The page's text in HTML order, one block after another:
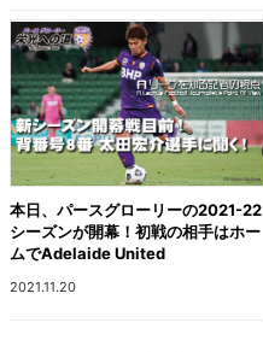
本日、パースグローリーの2021-22
シーズンが開幕！初戦の相手はホー
ムでAdelaide United
2021.11.20